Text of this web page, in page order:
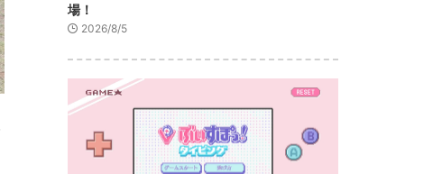
場！
2026/8/5